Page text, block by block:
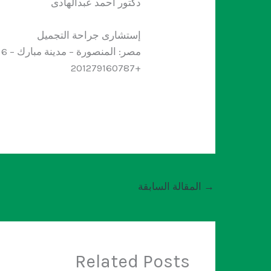
دكتور أحمد عبدالهادى
إستشارى جراحة التجميل
مصر: المنصورة – مدينة مبارك – 6 شارع المستشارين
+201279160787
→ المقالة السابقة
Related Posts